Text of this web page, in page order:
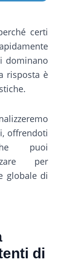
certi
dominano
risposta è
offrendoti
puoi
per
globale di
di